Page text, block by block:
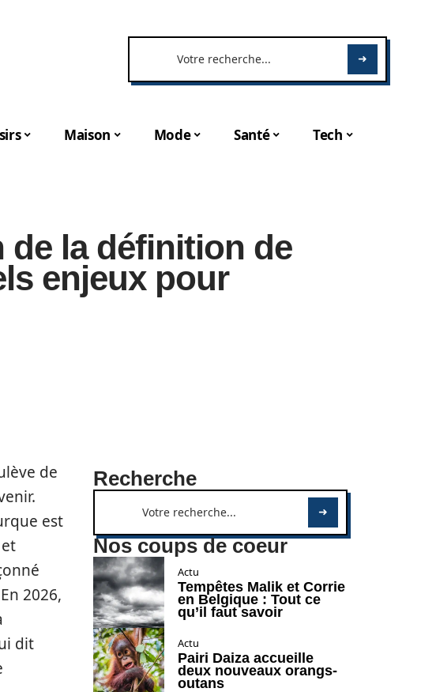
Maison Mode Santé Tech
de la définition de
enjeux pour
de
est
2026,
dit
Recherche
Nos coups de coeur
Actu
Tempêtes Malik et Corrie
en Belgique : Tout ce
qu’il faut savoir
Actu
Pairi Daiza accueille
deux nouveaux orangs-
outans